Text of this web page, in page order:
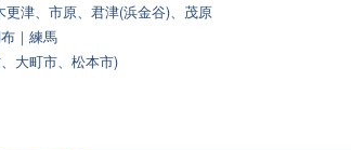
津、市原、君津(浜金谷)、茂原
｜練馬
大町市、松本市)